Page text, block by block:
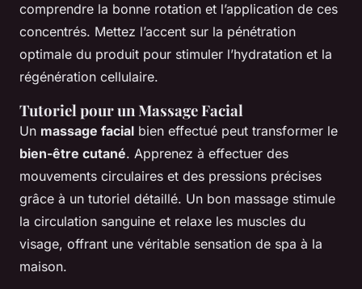
comprendre la bonne rotation et l’application de ces
concentrés. Mettez l’accent sur la pénétration
optimale du produit pour stimuler l’hydratation et la
régénération cellulaire.
Tutoriel pour un Massage Facial
Un massage facial bien effectué peut transformer le
bien-être cutané. Apprenez à effectuer des
mouvements circulaires et des pressions précises
grâce à un tutoriel détaillé. Un bon massage stimule
la circulation sanguine et relaxe les muscles du
visage, offrant une véritable sensation de spa à la
maison.